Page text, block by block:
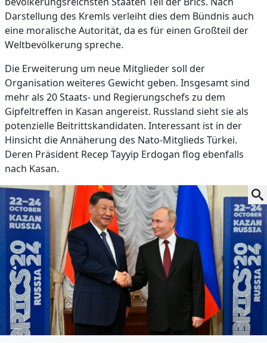
Darstellung des Kremls verleiht dies dem Bündnis auch
eine moralische Autorität, da es für einen Großteil der
Weltbevölkerung spreche.
Die Erweiterung um neue Mitglieder soll der
Organisation weiteres Gewicht geben. Insgesamt sind
mehr als 20 Staats- und Regierungschefs zu dem
Gipfeltreffen in Kasan angereist. Russland sieht sie als
potenzielle Beitrittskandidaten. Interessant ist in der
Hinsicht die Annäherung des Nato-Mitglieds Türkei.
Deren Präsident Recep Tayyip Erdogan flog ebenfalls
nach Kasan.